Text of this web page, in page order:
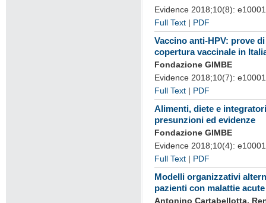
Evidence 2018;10(8):
Full Text | PDF
Vaccino anti-HPV: prove
copertura vaccinale in
Fondazione GIMBE
Evidence 2018;10(7):
Full Text | PDF
Alimenti, diete e
presunzioni ed evidenze
Fondazione GIMBE
Evidence 2018;10(4):
Full Text | PDF
Modelli organizzativi
pazienti con malattie acute
Antonino Cartabellotta,